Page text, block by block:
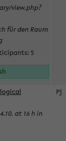
view.php?
für den Raum
5
at 16 h in
Pj